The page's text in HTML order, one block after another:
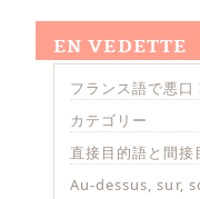
EN VEDETTE
フランス語で悪口
カテゴリー
直接目的語と間接
Au-dessus, sur,